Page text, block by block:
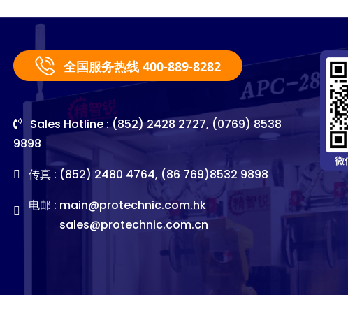
全国服务热线 400-889-8282
Sales Hotline : (852) 2428 2727, (0769) 8538
9898
传真 : (852) 2480 4764, (86 769)8532 9898
电邮 : main@protechnic.com.hk
sales@protechnic.com.cn